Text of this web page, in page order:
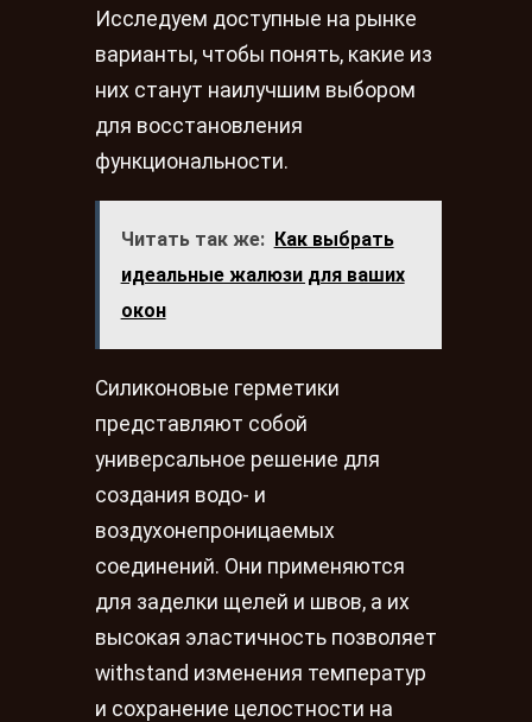
Исследуем доступные на рынке
варианты, чтобы понять, какие из
них станут наилучшим выбором
для восстановления
функциональности.
Читать так же:
Как выбрать
идеальные жалюзи для ваших
окон
Силиконовые герметики
представляют собой
универсальное решение для
создания водо- и
воздухонепроницаемых
соединений. Они применяются
для заделки щелей и швов, а их
высокая эластичность позволяет
withstand изменения температур
и сохранение целостности на